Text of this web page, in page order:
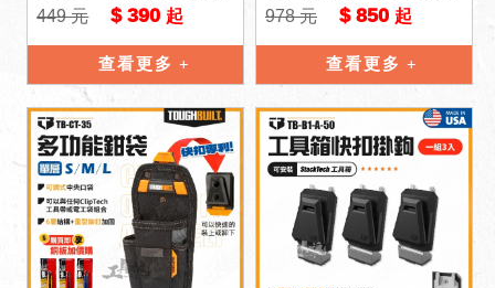
爾 TOUGHBUILT 工具
袋 收納袋
449 元 $ 390 起
查看更多
托比爾 快扣式 工具袋
鉗袋 多功
978 元 $ 850 起
查看更多